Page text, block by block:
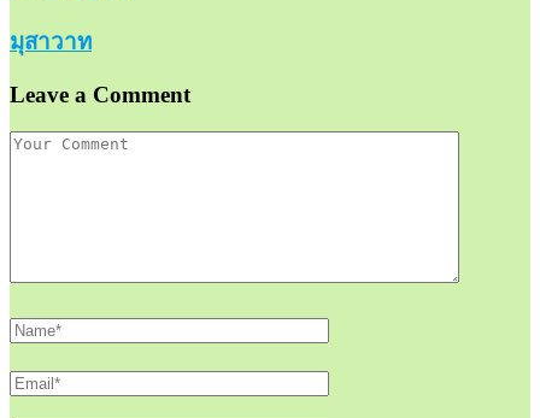
มุสาวาท
Leave a Comment